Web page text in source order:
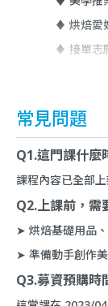
♦︎ 烘焙愛
♦︎ 接單志
常見問題
Q1.這門課什麼
課程內容已全部
Q2.上課前，需
➤ 烘焙基礎用品
➤ 準備動手創作
Q3.募資預購時